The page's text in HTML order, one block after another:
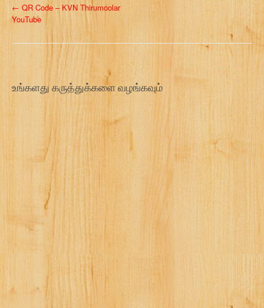
P
n
t
n
← QR Code – KVN Thirumoolar
YouTube
உங்களது கருத்துக்களை வழங்கவும்